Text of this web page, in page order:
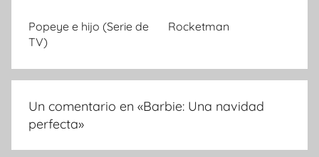
Popeye e hijo (Serie de
TV)
Rocketman
Un comentario en «Barbie: Una navidad
perfecta»